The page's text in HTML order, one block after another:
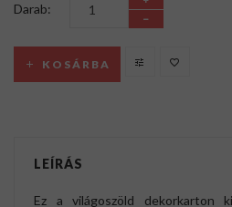
Darab:
KOSÁRBA
LEÍRÁS
Ez a világoszöld dekorkarton